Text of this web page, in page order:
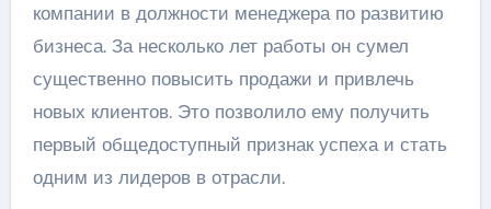
компании в должности менеджера по развитию
бизнеса. За несколько лет работы он сумел
существенно повысить продажи и привлечь
новых клиентов. Это позволило ему получить
первый общедоступный признак успеха и стать
одним из лидеров в отрасли.